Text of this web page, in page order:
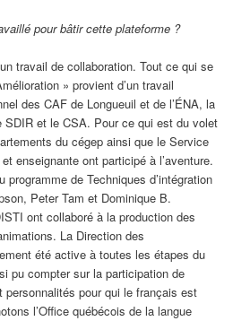
pour bâtir cette plateforme ?
travail de collaboration. Tout ce qui se
» provient d’un travail
des CAF de Longueuil et de l’ÉNA, la
SDIR et le CSA. Pour ce qui est du volet
du cégep ainsi que le Service
enseignante ont participé à l’aventure.
de Techniques d’intégration
Peter Tam et Dominique B.
ont collaboré à la production des
La Direction des
été active à toutes les étapes du
pu compter sur la participation de
personnalités pour qui le français est
l’Office québécois de la langue